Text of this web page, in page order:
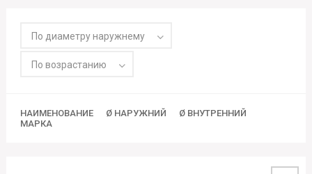
По диаметру наружнему
По возрастанию
НАИМЕНОВАНИЕ Ø НАРУЖНИЙ
Ø ВНУТРЕННИЙ
МАРКА